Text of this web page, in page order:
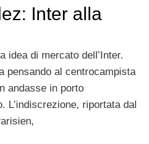
Inter alla
idea di mercato dell’Inter.
pensando al centrocampista
andasse in porto
L’indiscrezione, riportata dal